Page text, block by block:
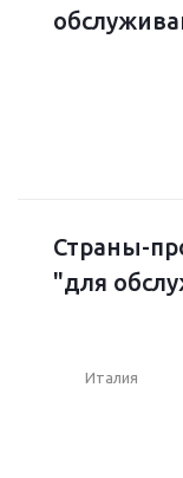
Страны-
"для
Италия